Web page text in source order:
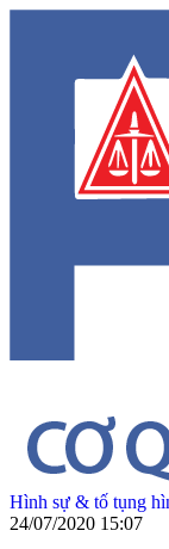
Hình sự & tố tụng
24/07/2020 15:07